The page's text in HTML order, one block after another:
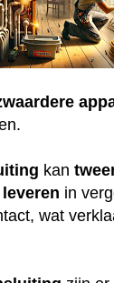
kan
leveren in
wat